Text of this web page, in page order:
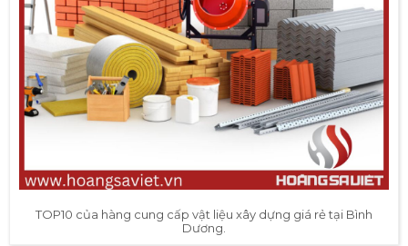
TOP10 của hàng cung cấp vật liệu xây dựng giá rẻ tại Bình
Dương.